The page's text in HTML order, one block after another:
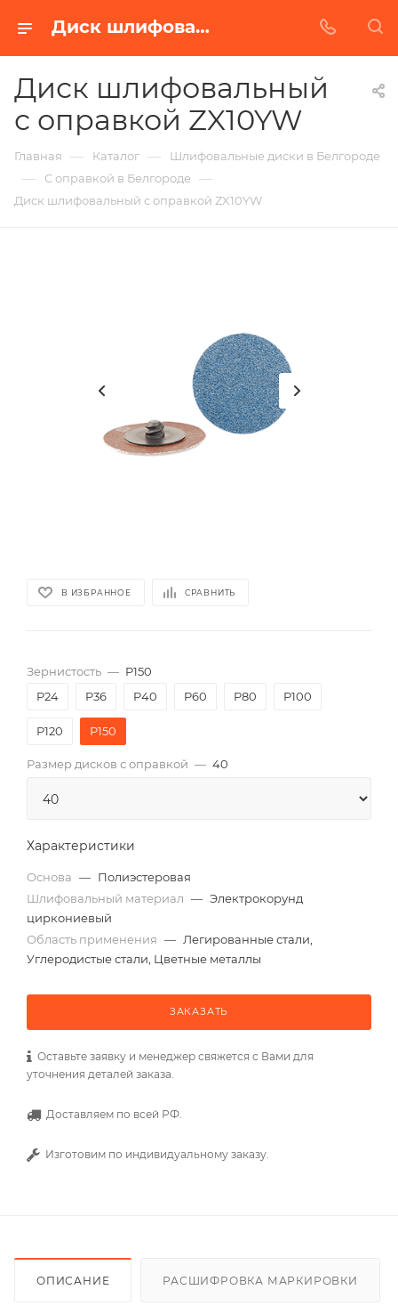
Диск шлифовальный с оправкой ZX10YW в Белгороде | Купить по недорогой цене от Абразивного Завода
Диск шлифовальный
с оправкой ZX10YW
Главная — Каталог — Шлифовальные диски в Белгороде
— С оправкой в Белгороде —
Диск шлифовальный с оправкой ZX10YW
В ИЗБРАННОЕ СРАВНИТЬ
Зернистость — P150
P24
P36 P40 P60 P80 P100
P120 P150
Размер дисков с оправкой — 40
Характеристики
Основа — Полиэстеровая
Шлифовальный материал — Электрокорунд
циркониевый
Область применения — Легированные стали,
Углеродистые стали, Цветные металлы
ЗАКАЗАТЬ
Оставьте заявку и менеджер свяжется с Вами для
уточнения деталей заказа.
Доставляем по всей РФ.
Изготовим по индивидуальному заказу.
ОПИСАНИЕ РАСШИФРОВКА МАРКИРОВКИ